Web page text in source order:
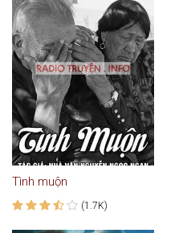
Tình muộn
(1.7K)